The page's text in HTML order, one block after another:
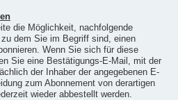
die Möglichkeit, nachfolgende
dem Sie im Begriff sind, einen
Wenn Sie sich für diese
Sie eine Bestätigungs-E-Mail, mit der
der Inhaber der angegebenen E-
zum Abonnement von derartigen
wieder abbestellt werden.